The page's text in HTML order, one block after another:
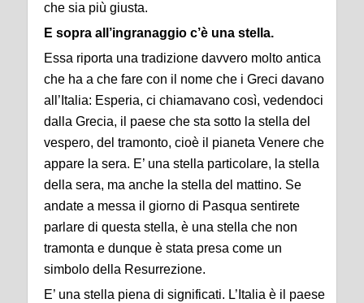
che sia più giusta.
E sopra all’ingranaggio c’è una stella.
Essa riporta una tradizione davvero molto antica
che ha a che fare con il nome che i Greci davano
all’Italia: Esperia, ci chiamavano così, vedendoci
dalla Grecia, il paese che sta sotto la stella del
vespero, del tramonto, cioè il pianeta Venere che
appare la sera. E’ una stella particolare, la stella
della sera, ma anche la stella del mattino. Se
andate a messa il giorno di Pasqua sentirete
parlare di questa stella, è una stella che non
tramonta e dunque è stata presa come un
simbolo della Resurrezione.
E’ una stella piena di significati. L’Italia è il paese